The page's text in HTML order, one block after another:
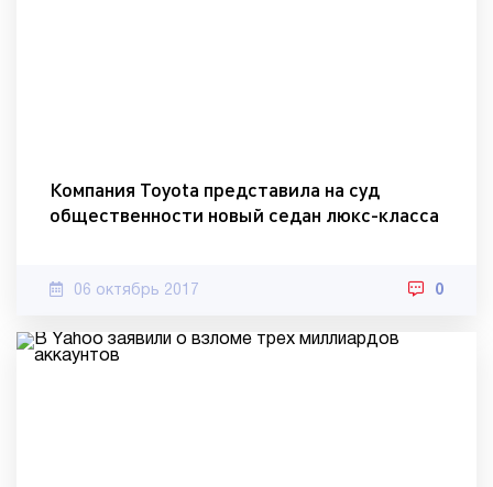
Компания Toyota представила на суд
общественности новый седан люкс-класса
06 октябрь 2017 0